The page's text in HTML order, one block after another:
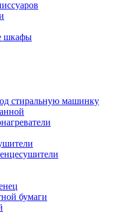
шкафы
стиральную машинку
бумаги